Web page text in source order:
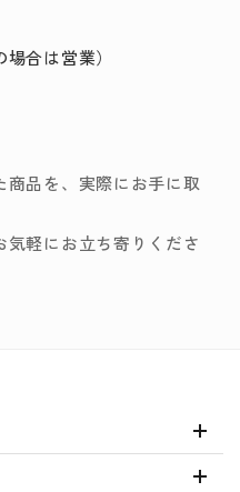
合は営業）
品を、実際にお手に取
軽にお立ち寄りくださ